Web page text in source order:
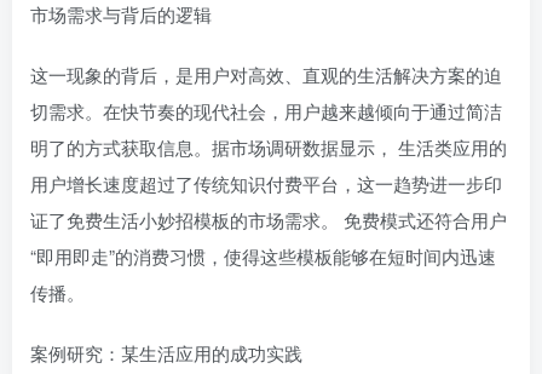
市场需求与背后的逻辑
这一现象的背后，是用户对高效、直观的生活解决方案的迫
切需求。在快节奏的现代社会，用户越来越倾向于通过简洁
明了的方式获取信息。据市场调研数据显示， 生活类应用的
用户增长速度超过了传统知识付费平台，这一趋势进一步印
证了免费生活小妙招模板的市场需求。 免费模式还符合用户
“即用即走”的消费习惯，使得这些模板能够在短时间内迅速
传播。
案例研究：某生活应用的成功实践